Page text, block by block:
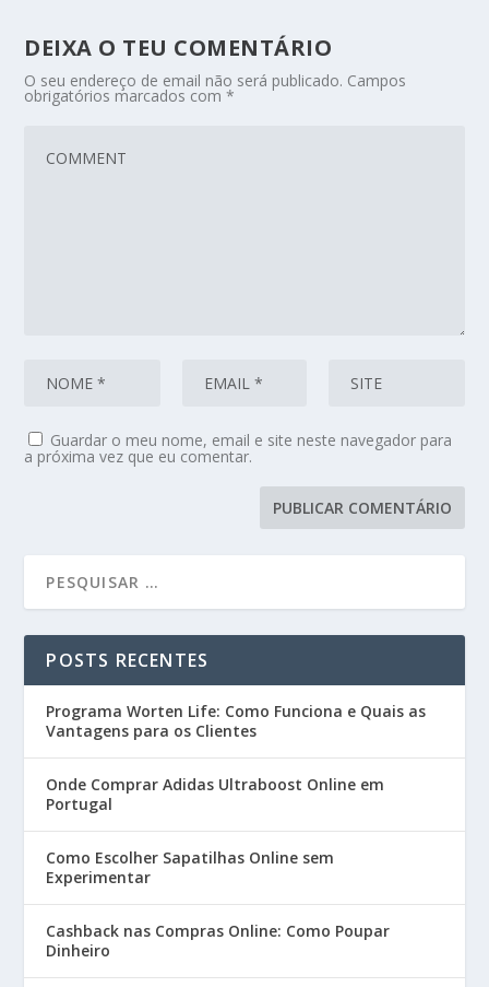
DEIXA O TEU COMENTÁRIO
O seu endereço de email não será publicado. Campos
obrigatórios marcados com*
Guardar o meu nome, email e site neste navegador para
a próxima vez que eu comentar.
POSTS RECENTES
Programa Worten Life: Como Funciona e Quais as
Vantagens para os Clientes
Onde Comprar Adidas Ultraboost Online em
Portugal
Como Escolher Sapatilhas Online sem
Experimentar
Cashback nas Compras Online: Como Poupar
Dinheiro